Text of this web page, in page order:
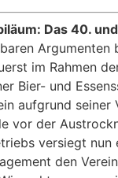
Das 40.
im Rahmen
Bier- und
aufgrund
vor der
versiegt
den